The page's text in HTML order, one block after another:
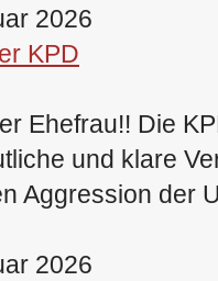
2026
KPD
Ehefrau!! Die
und klare
Aggression der
2026